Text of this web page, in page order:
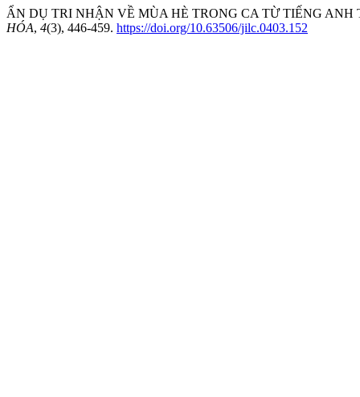
ẨN DỤ TRI NHẬN VỀ MÙA HÈ TRONG CA TỪ TIẾNG ANH
HÓA, 4(3), 446-459. https://doi.org/10.63506/jilc.0403.152